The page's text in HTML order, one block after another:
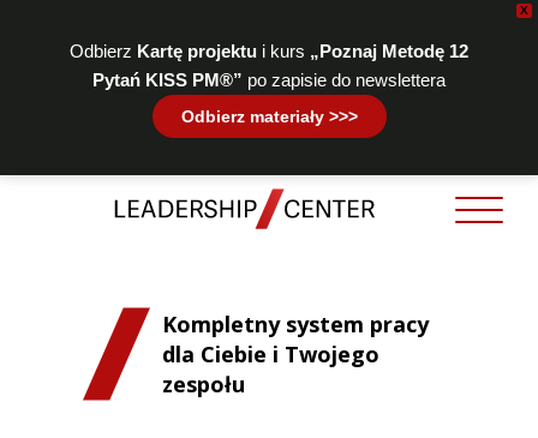
X
Odbierz Kartę projektu i kurs „Poznaj Metodę 12
Pytań KISS PM®” po zapisie do newslettera
Odbierz materiały >>>
Kompletny system pracy
dla Ciebie i Twojego
zespołu